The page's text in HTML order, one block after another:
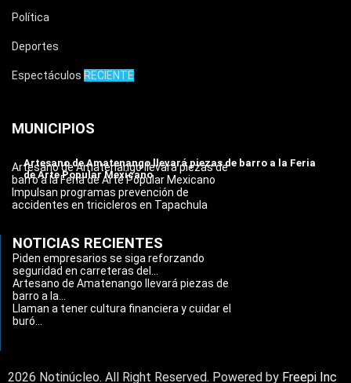
Política
Deportes
Espectáculos RECIENTE
MUNICIPIOS
Artesano de Amatenango llevará piezas de barro a la Feria
de Arte Popular Mexicano
Artesano de Amatenango llevará piezas de
barro a la Feria de Arte Popular Mexicano
Impulsan programas prevención de
accidentes en tricicleros en Tapachula
NOTICIAS RECIENTES
Piden empresarios se siga reforzando
seguridad en carreteras del...
Artesano de Amatenango llevará piezas de
barro a la...
Llaman a tener cultura financiera y cuidar el
buró...
2026 Notinúcleo. All Right Reserved. Powered by Freepi Inc